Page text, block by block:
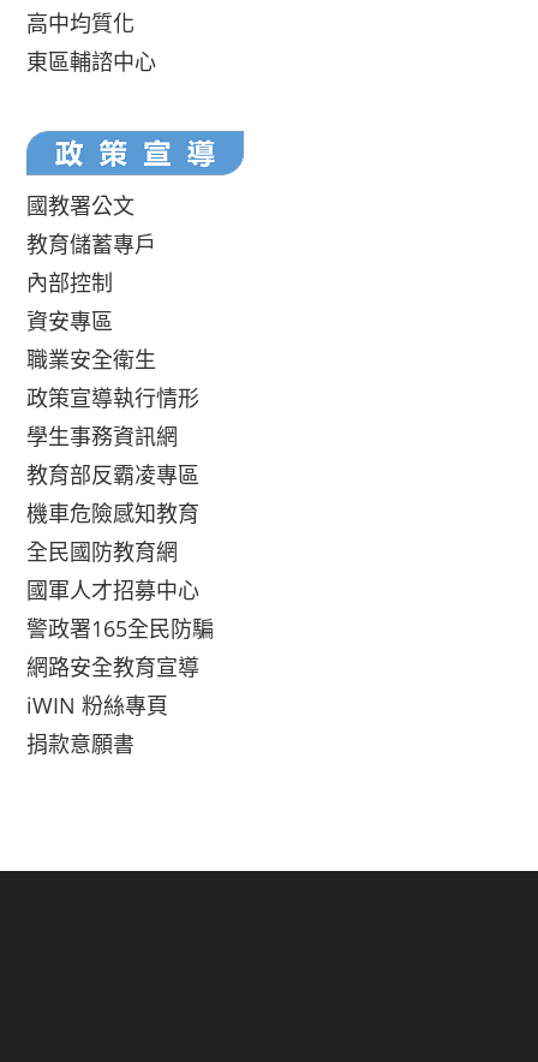
高中均質化
東區輔諮中心
國教署公文
教育儲蓄專戶
內部控制
資安專區
職業安全衛生
政策宣導執行情形
學生事務資訊網
教育部反霸凌專區
機車危險感知教育
全民國防教育網
國軍人才招募中心
警政署165全民防騙
網路安全教育宣導
iWIN 粉絲專頁
捐款意願書